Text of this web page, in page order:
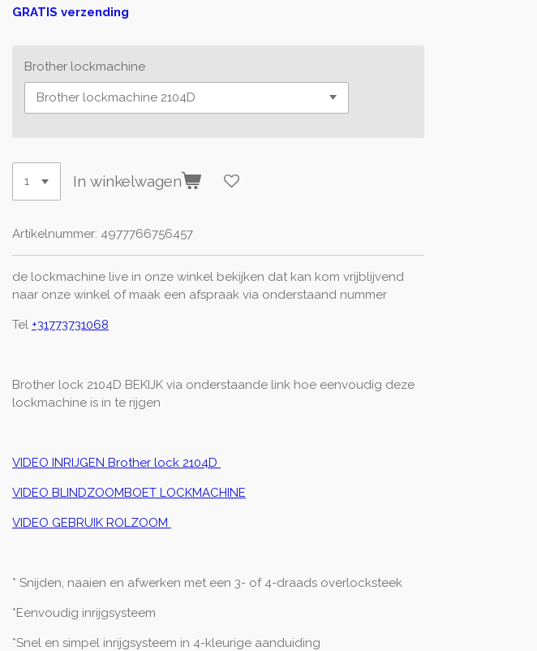
GRATIS verzending
Brother lockmachine
In winkelwagen
Artikelnummer: 4977766756457
de lockmachine live in onze winkel bekijken dat kan kom vrijblijvend
naar onze winkel of maak een afspraak via onderstaand nummer
Tel +31773731068
Brother lock 2104D BEKIJK via onderstaande link hoe eenvoudig deze
lockmachine is in te rijgen
VIDEO INRIJGEN Brother lock 2104D
VIDEO BLINDZOOMBOET LOCKMACHINE
VIDEO GEBRUIK ROLZOOM
* Snijden, naaien en afwerken met een 3- of 4-draads overlocksteek
*Eenvoudig inrijgsysteem
*Snel en simpel inrijgsysteem in 4-kleurige aanduiding